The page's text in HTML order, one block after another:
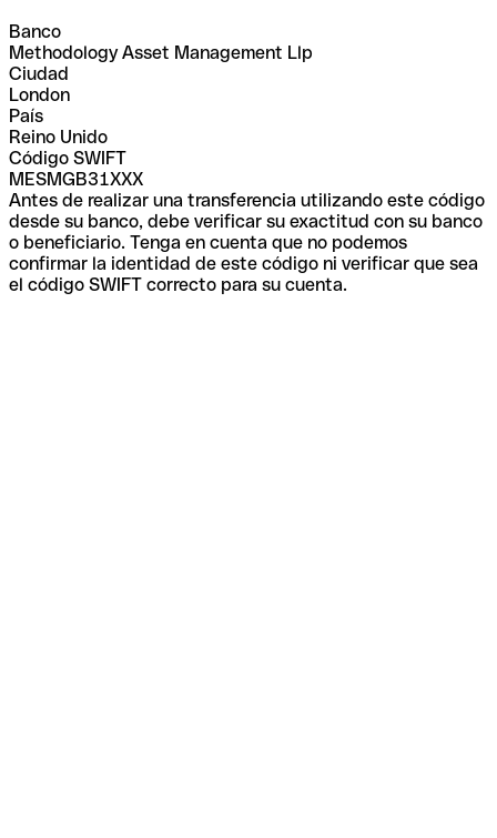
Banco
Methodology Asset Management Llp
Ciudad
London
País
Reino Unido
Código SWIFT
MESMGB31XXX
Antes de realizar una transferencia utilizando este código
desde su banco, debe verificar su exactitud con su banco
o beneficiario. Tenga en cuenta que no podemos
confirmar la identidad de este código ni verificar que sea
el código SWIFT correcto para su cuenta.